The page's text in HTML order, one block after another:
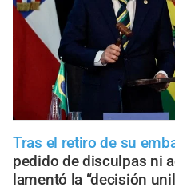
Tras el retiro de su
pedido de disculpas ni
lamentó la “decisión